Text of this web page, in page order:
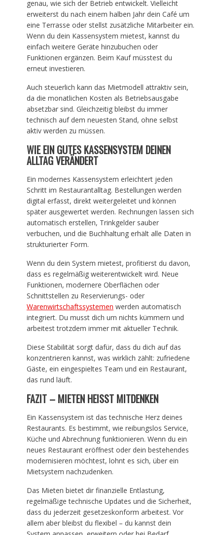
genau, wie sich der Betrieb entwickelt. Vielleicht
erweiterst du nach einem halben Jahr dein Café um
eine Terrasse oder stellst zusätzliche Mitarbeiter ein.
Wenn du dein Kassensystem mietest, kannst du
einfach weitere Geräte hinzubuchen oder
Funktionen ergänzen. Beim Kauf müsstest du
erneut investieren.
Auch steuerlich kann das Mietmodell attraktiv sein,
da die monatlichen Kosten als Betriebsausgabe
absetzbar sind. Gleichzeitig bleibst du immer
technisch auf dem neuesten Stand, ohne selbst
aktiv werden zu müssen.
WIE EIN GUTES KASSENSYSTEM DEINEN
ALLTAG VERÄNDERT
Ein modernes Kassensystem erleichtert jeden
Schritt im Restaurantalltag. Bestellungen werden
digital erfasst, direkt weitergeleitet und können
später ausgewertet werden. Rechnungen lassen sich
automatisch erstellen, Trinkgelder sauber
verbuchen, und die Buchhaltung erhält alle Daten in
strukturierter Form.
Wenn du dein System mietest, profitierst du davon,
dass es regelmäßig weiterentwickelt wird. Neue
Funktionen, modernere Oberflächen oder
Schnittstellen zu Reservierungs- oder
Warenwirtschaftssystemen werden automatisch
integriert. Du musst dich um nichts kümmern und
arbeitest trotzdem immer mit aktueller Technik.
Diese Stabilität sorgt dafür, dass du dich auf das
konzentrieren kannst, was wirklich zählt: zufriedene
Gäste, ein eingespieltes Team und ein Restaurant,
das rund läuft.
FAZIT – MIETEN HEISST MITDENKEN
Ein Kassensystem ist das technische Herz deines
Restaurants. Es bestimmt, wie reibungslos Service,
Küche und Abrechnung funktionieren. Wenn du ein
neues Restaurant eröffnest oder dein bestehendes
modernisieren möchtest, lohnt es sich, über ein
Mietsystem nachzudenken.
Das Mieten bietet dir finanzielle Entlastung,
regelmäßige technische Updates und die Sicherheit,
dass du jederzeit gesetzeskonform arbeitest. Vor
allem aber bleibst du flexibel – du kannst dein